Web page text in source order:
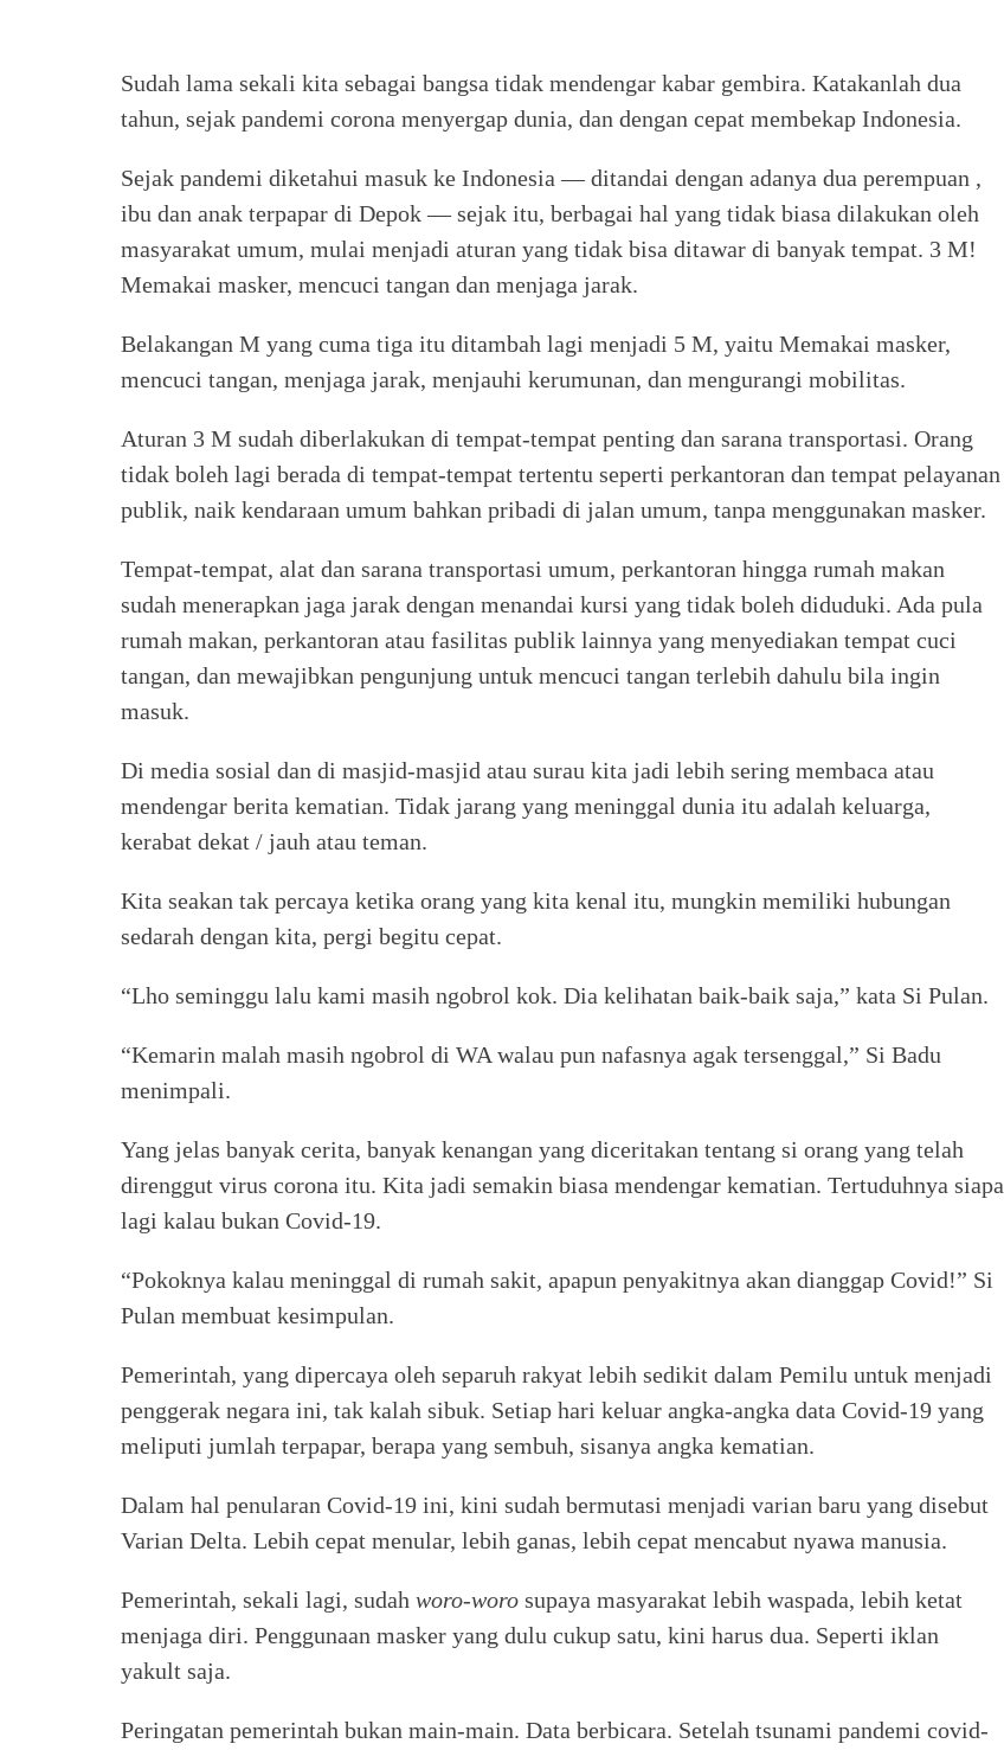
Sudah lama sekali kita sebagai bangsa tidak mendengar kabar gembira. Katakanlah dua
tahun, sejak pandemi corona menyergap dunia, dan dengan cepat membekap Indonesia.
Sejak pandemi diketahui masuk ke Indonesia — ditandai dengan adanya dua perempuan ,
ibu dan anak terpapar di Depok — sejak itu, berbagai hal yang tidak biasa dilakukan oleh
masyarakat umum, mulai menjadi aturan yang tidak bisa ditawar di banyak tempat. 3 M!
Memakai masker, mencuci tangan dan menjaga jarak.
Belakangan M yang cuma tiga itu ditambah lagi menjadi 5 M, yaitu Memakai masker,
mencuci tangan, menjaga jarak, menjauhi kerumunan, dan mengurangi mobilitas.
Aturan 3 M sudah diberlakukan di tempat-tempat penting dan sarana transportasi. Orang
tidak boleh lagi berada di tempat-tempat tertentu seperti perkantoran dan tempat pelayanan
publik, naik kendaraan umum bahkan pribadi di jalan umum, tanpa menggunakan masker.
Tempat-tempat, alat dan sarana transportasi umum, perkantoran hingga rumah makan
sudah menerapkan jaga jarak dengan menandai kursi yang tidak boleh diduduki. Ada pula
rumah makan, perkantoran atau fasilitas publik lainnya yang menyediakan tempat cuci
tangan, dan mewajibkan pengunjung untuk mencuci tangan terlebih dahulu bila ingin
masuk.
Di media sosial dan di masjid-masjid atau surau kita jadi lebih sering membaca atau
mendengar berita kematian. Tidak jarang yang meninggal dunia itu adalah keluarga,
kerabat dekat / jauh atau teman.
Kita seakan tak percaya ketika orang yang kita kenal itu, mungkin memiliki hubungan
sedarah dengan kita, pergi begitu cepat.
“Lho seminggu lalu kami masih ngobrol kok. Dia kelihatan baik-baik saja,” kata Si Pulan.
“Kemarin malah masih ngobrol di WA walau pun nafasnya agak tersenggal,” Si Badu
menimpali.
Yang jelas banyak cerita, banyak kenangan yang diceritakan tentang si orang yang telah
direnggut virus corona itu. Kita jadi semakin biasa mendengar kematian. Tertuduhnya siapa
lagi kalau bukan Covid-19.
“Pokoknya kalau meninggal di rumah sakit, apapun penyakitnya akan dianggap Covid!” Si
Pulan membuat kesimpulan.
Pemerintah, yang dipercaya oleh separuh rakyat lebih sedikit dalam Pemilu untuk menjadi
penggerak negara ini, tak kalah sibuk. Setiap hari keluar angka-angka data Covid-19 yang
meliputi jumlah terpapar, berapa yang sembuh, sisanya angka kematian.
Dalam hal penularan Covid-19 ini, kini sudah bermutasi menjadi varian baru yang disebut
Varian Delta. Lebih cepat menular, lebih ganas, lebih cepat mencabut nyawa manusia.
Pemerintah, sekali lagi, sudah woro-woro supaya masyarakat lebih waspada, lebih ketat
menjaga diri. Penggunaan masker yang dulu cukup satu, kini harus dua. Seperti iklan
yakult saja.
Peringatan pemerintah bukan main-main. Data berbicara. Setelah tsunami pandemi covid-